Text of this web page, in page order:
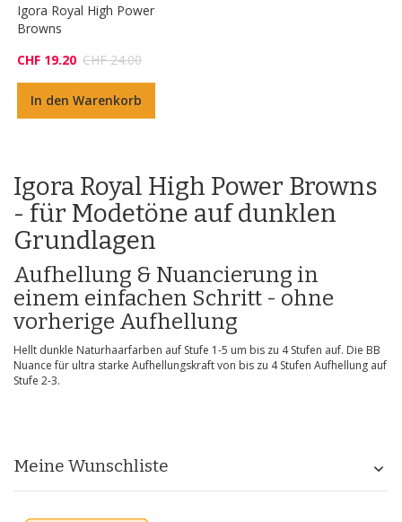
Igora Royal High Power
Browns
CHF 19.20 CHF 24.00
In den Warenkorb
Igora Royal High Power Browns
- für Modetöne auf dunklen
Grundlagen
Aufhellung & Nuancierung in
einem einfachen Schritt - ohne
vorherige Aufhellung
Hellt dunkle Naturhaarfarben auf Stufe 1-5 um bis zu 4 Stufen auf. Die BB
Nuance für ultra starke Aufhellungskraft von bis zu 4 Stufen Aufhellung auf
Stufe 2-3.
Meine Wunschliste